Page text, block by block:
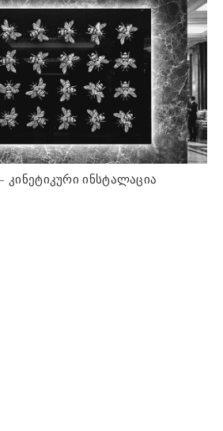
კინეტიკური ინსტალაცია